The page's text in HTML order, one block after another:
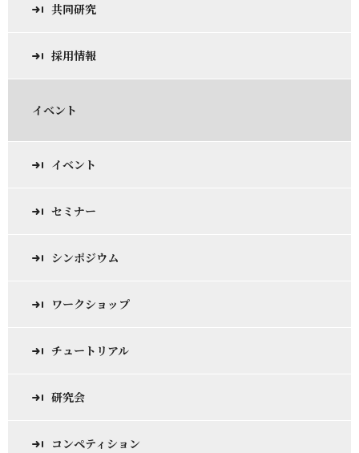
共同研究
採用情報
イベント
イベント
セミナー
シンポジウム
ワークショップ
チュートリアル
研究会
コンペティション